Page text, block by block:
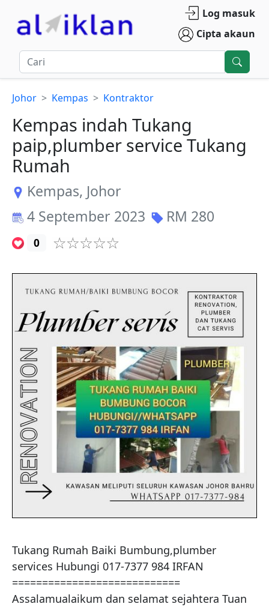
Log masuk
Cipta akaun
Johor Kempas Kontraktor
Kempas indah Tukang
paip,plumber service Tukang
Rumah
Kempas, Johor
4 September 2023
RM 280
0
Tukang Rumah Baiki Bumbung,plumber
services Hubungi 017-7377 984 IRFAN
============================
Assalamualaikum dan selamat sejahtera Tuan